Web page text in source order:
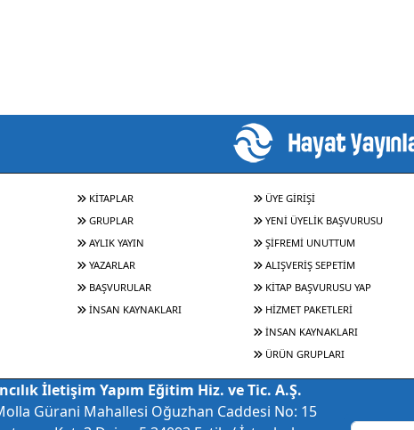
KİTAPLAR
GRUPLAR
AYLIK YAYIN
YAZARLAR
BAŞVURULAR
İNSAN KAYNAKLARI
ÜYE GİRİŞİ
YENİ ÜYELİK BAŞVURUSU
ŞİFREMİ UNUTTUM
ALIŞVERİŞ SEPETİM
KİTAP BAŞVURUSU YAP
HİZMET PAKETLERİ
İNSAN KAYNAKLARI
ÜRÜN GRUPLARI
İletişim Yapım Eğitim Hiz. ve Tic. A.Ş.
Gürani Mahallesi Oğuzhan Caddesi No: 15